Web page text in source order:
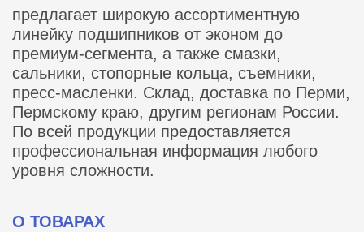
предлагает широкую ассортиментную
линейку подшипников от эконом до
премиум-сегмента, а также смазки,
сальники, стопорные кольца, съемники,
пресс-масленки. Склад, доставка по Перми,
Пермскому краю, другим регионам России.
По всей продукции предоставляется
профессиональная информация любого
уровня сложности.
О ТОВАРАХ